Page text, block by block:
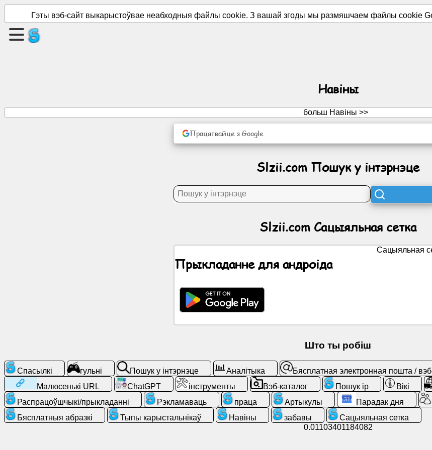
Стварыце
Кантакты
гульні
Пошук
у
Гэты вэб-сайт выкарыстоўвае неабходныя файлы cookie. З вашай згоды мы размяшчаем файлы cookie
Навіны
больш Навіны >>
Працягвайце з Google
Slzii.com Пошук у інтэрнэце
Slzii.com Сацыяльная сетка
Прыкладанне для андроіда
Сацыяльная
Што ты робіш
Спасылкі гульні Пошук у інтэрнэце Аналітыка Бясплатная электронная пошта /
Малюсенькі URL
ChatGPT інструменты Вэб-каталог Пошук ip Вікі
Распрацоўшчыкі/прыкладанні
Рэкламаваць праца Артыкулы Парадак дня
Бясплатныя абразкі
Тыпы карыстальнікаў Навіны забавы
Сацыяльная сетка
0.01103401184082